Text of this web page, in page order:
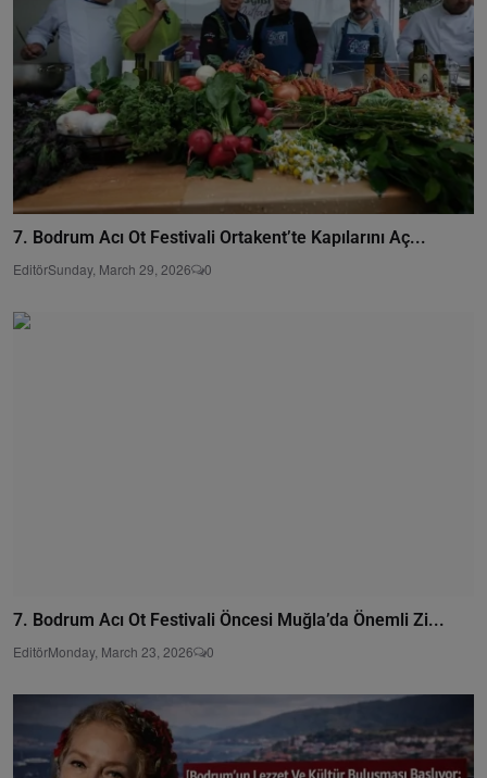
7. Bodrum Acı Ot Festivali Ortakent’te Kapılarını Aç...
EditörSunday, March 29, 2026 0
7. Bodrum Acı Ot Festivali Öncesi Muğla’da Önemli Zi...
EditörMonday, March 23, 2026 0